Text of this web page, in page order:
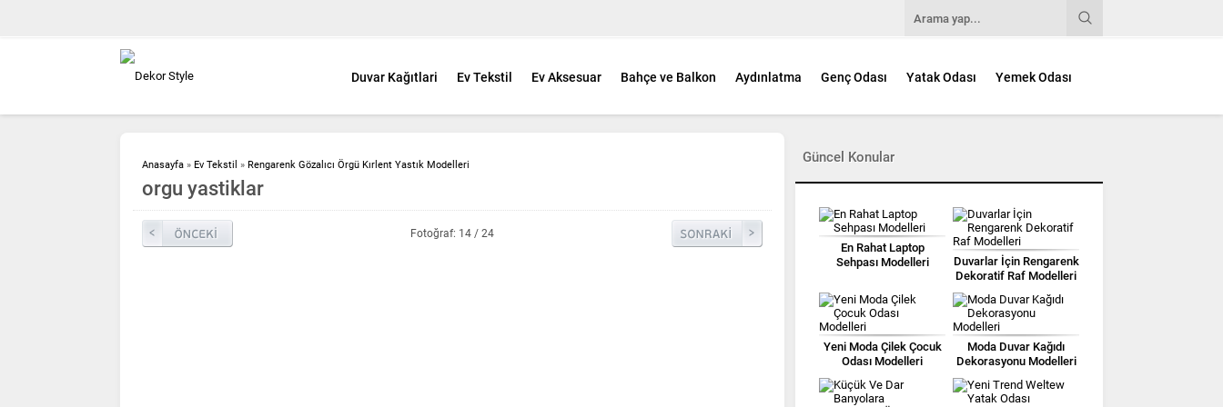
Duvar Kağıtlari Ev Tekstil Ev Aksesuar Bahçe ve Balkon Aydınlatma Genç Odası Yatak Odası Yemek Odası
Anasayfa » Ev Tekstil » Rengarenk Gözalıcı Örgü Kırlent Yastık Modelleri
orgu yastiklar
Fotoğraf: 14 / 24
Güncel Konular
En Rahat Laptop
Sehpası Modelleri
Duvarlar İçin Rengarenk
Dekoratif Raf Modelleri
Yeni Moda Çilek Çocuk
Odası Modelleri
Moda Duvar Kağıdı
Dekorasyonu Modelleri